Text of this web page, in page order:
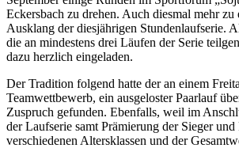
Eckersbach zu drehen. Auch diesmal mehr zu
Ausklang der diesjährigen Stundenlaufserie.
die an mindestens drei Läufen der Serie
dazu herzlich eingeladen.
Der Tradition folgend hatte der an einem
Teamwettbewerb, ein ausgeloster Paarlauf
Zuspruch gefunden. Ebenfalls, weil im
der Laufserie samt Prämierung der Sieger und
verschiedenen Altersklassen und der